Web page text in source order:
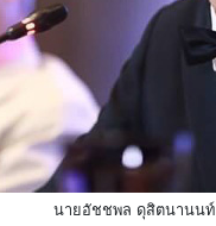
นายอัชชพล ดุสิตนานนท์